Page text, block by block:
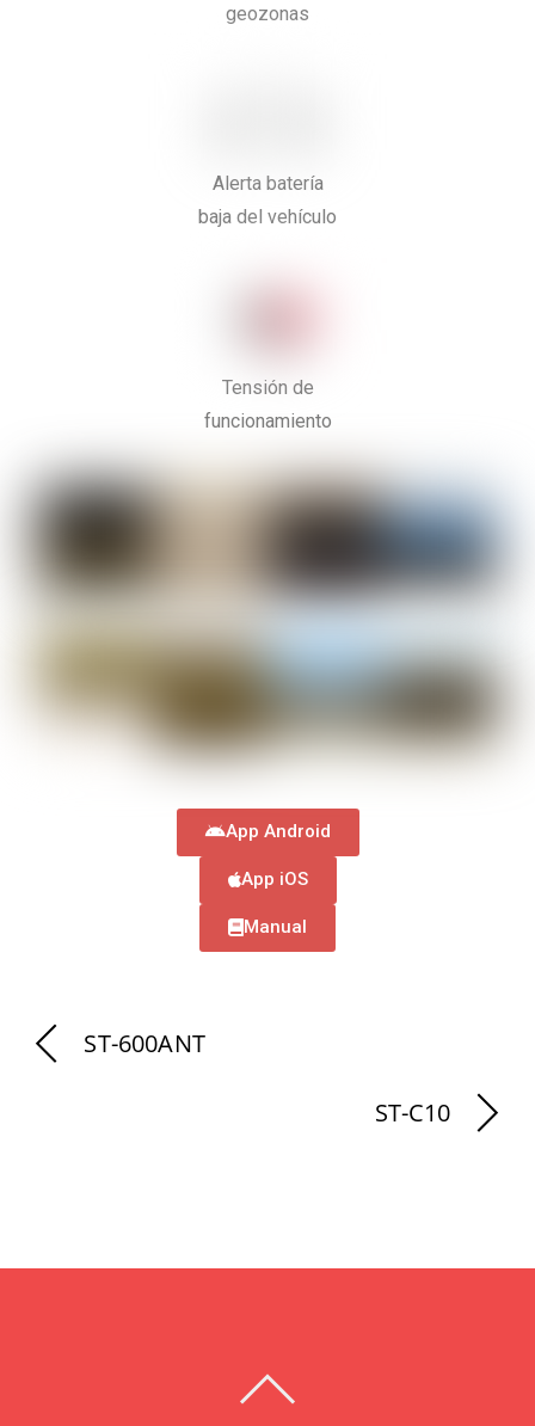
geozonas
Alerta batería
baja del vehículo
Tensión de
funcionamiento
App Android
App iOS
Manual
ST-600ANT
ST-C10